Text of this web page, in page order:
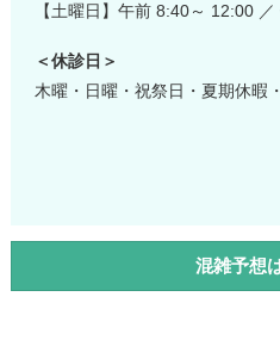
【土曜日】午前 8:40～ 12:00
＜休診日＞
木曜・日曜・祝祭日・夏期休暇
混雑予想